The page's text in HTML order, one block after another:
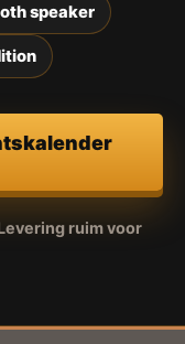
speaker
ruim voor